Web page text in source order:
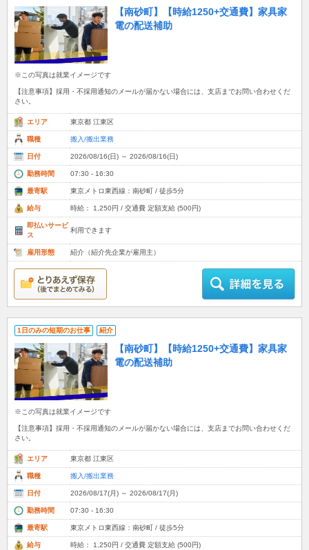
【南砂町】【時給1250+交通費】家具家
電の配送補助
※この写真は就業イメージです
【注意事項】採用・不採用通知のメールが届かない場合には、支店までお問い合わせくだ
さい。
エリア 東京都 江東区
職種 搬入/搬出業務
日付 2026/08/16(日) ～ 2026/08/16(日)
勤務時間 07:30 - 16:30
最寄駅 東京メトロ東西線：南砂町 / 徒歩5分
給与 時給： 1,250円 / 交通費 定額支給 (500円)
即払いサービ
ス
利用できます
雇用形態 紹介（紹介先企業が雇用主）
1日のみの短期のお仕事 紹介
【南砂町】【時給1250+交通費】家具家
電の配送補助
※この写真は就業イメージです
【注意事項】採用・不採用通知のメールが届かない場合には、支店までお問い合わせくだ
さい。
エリア 東京都 江東区
職種 搬入/搬出業務
日付 2026/08/17(月) ～ 2026/08/17(月)
勤務時間 07:30 - 16:30
最寄駅 東京メトロ東西線：南砂町 / 徒歩5分
給与 時給： 1,250円 / 交通費 定額支給 (500円)